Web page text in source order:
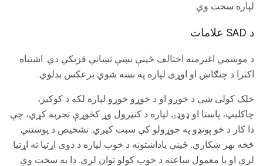
لپاره سخت وي.
د SAD علامات
د موسمي اغیزمنه اختالف ځینې نښې نښانې فزیکي دي. اشتباه
اکثرا د چنګاښ او اوړی لپاره په نښه شوي برعکس بدلوي.
خلک کولی شي د خوږو او د خوړو خوړو لپاره لکه د کوکیز،
چاکلیټ، پاستا او ډوډۍ لپاره د کنټرول وړ کڅوړې تجربه کړي، چې
دا کار د څو پونډو په جوړولو کې سبب کیږي. تشخیص د پوښتنې
څخه بهر ښکاري. ځینې ​​یاداښتونه د خوب لپاره د دوی اړتیا ته اړتیا
لري او یا معمول ساعته د خوب کولو توان لري. دا به سخت وي